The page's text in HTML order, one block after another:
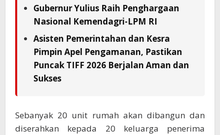
Gubernur Yulius Raih Penghargaan
Nasional Kemendagri-LPM RI
Asisten Pemerintahan dan Kesra
Pimpin Apel Pengamanan, Pastikan
Puncak TIFF 2026 Berjalan Aman dan
Sukses
Sebanyak 20 unit rumah akan dibangun dan
diserahkan kepada 20 keluarga penerima